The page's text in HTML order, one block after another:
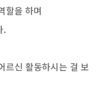
할을 하며
.
르신 활동하시는 걸 보